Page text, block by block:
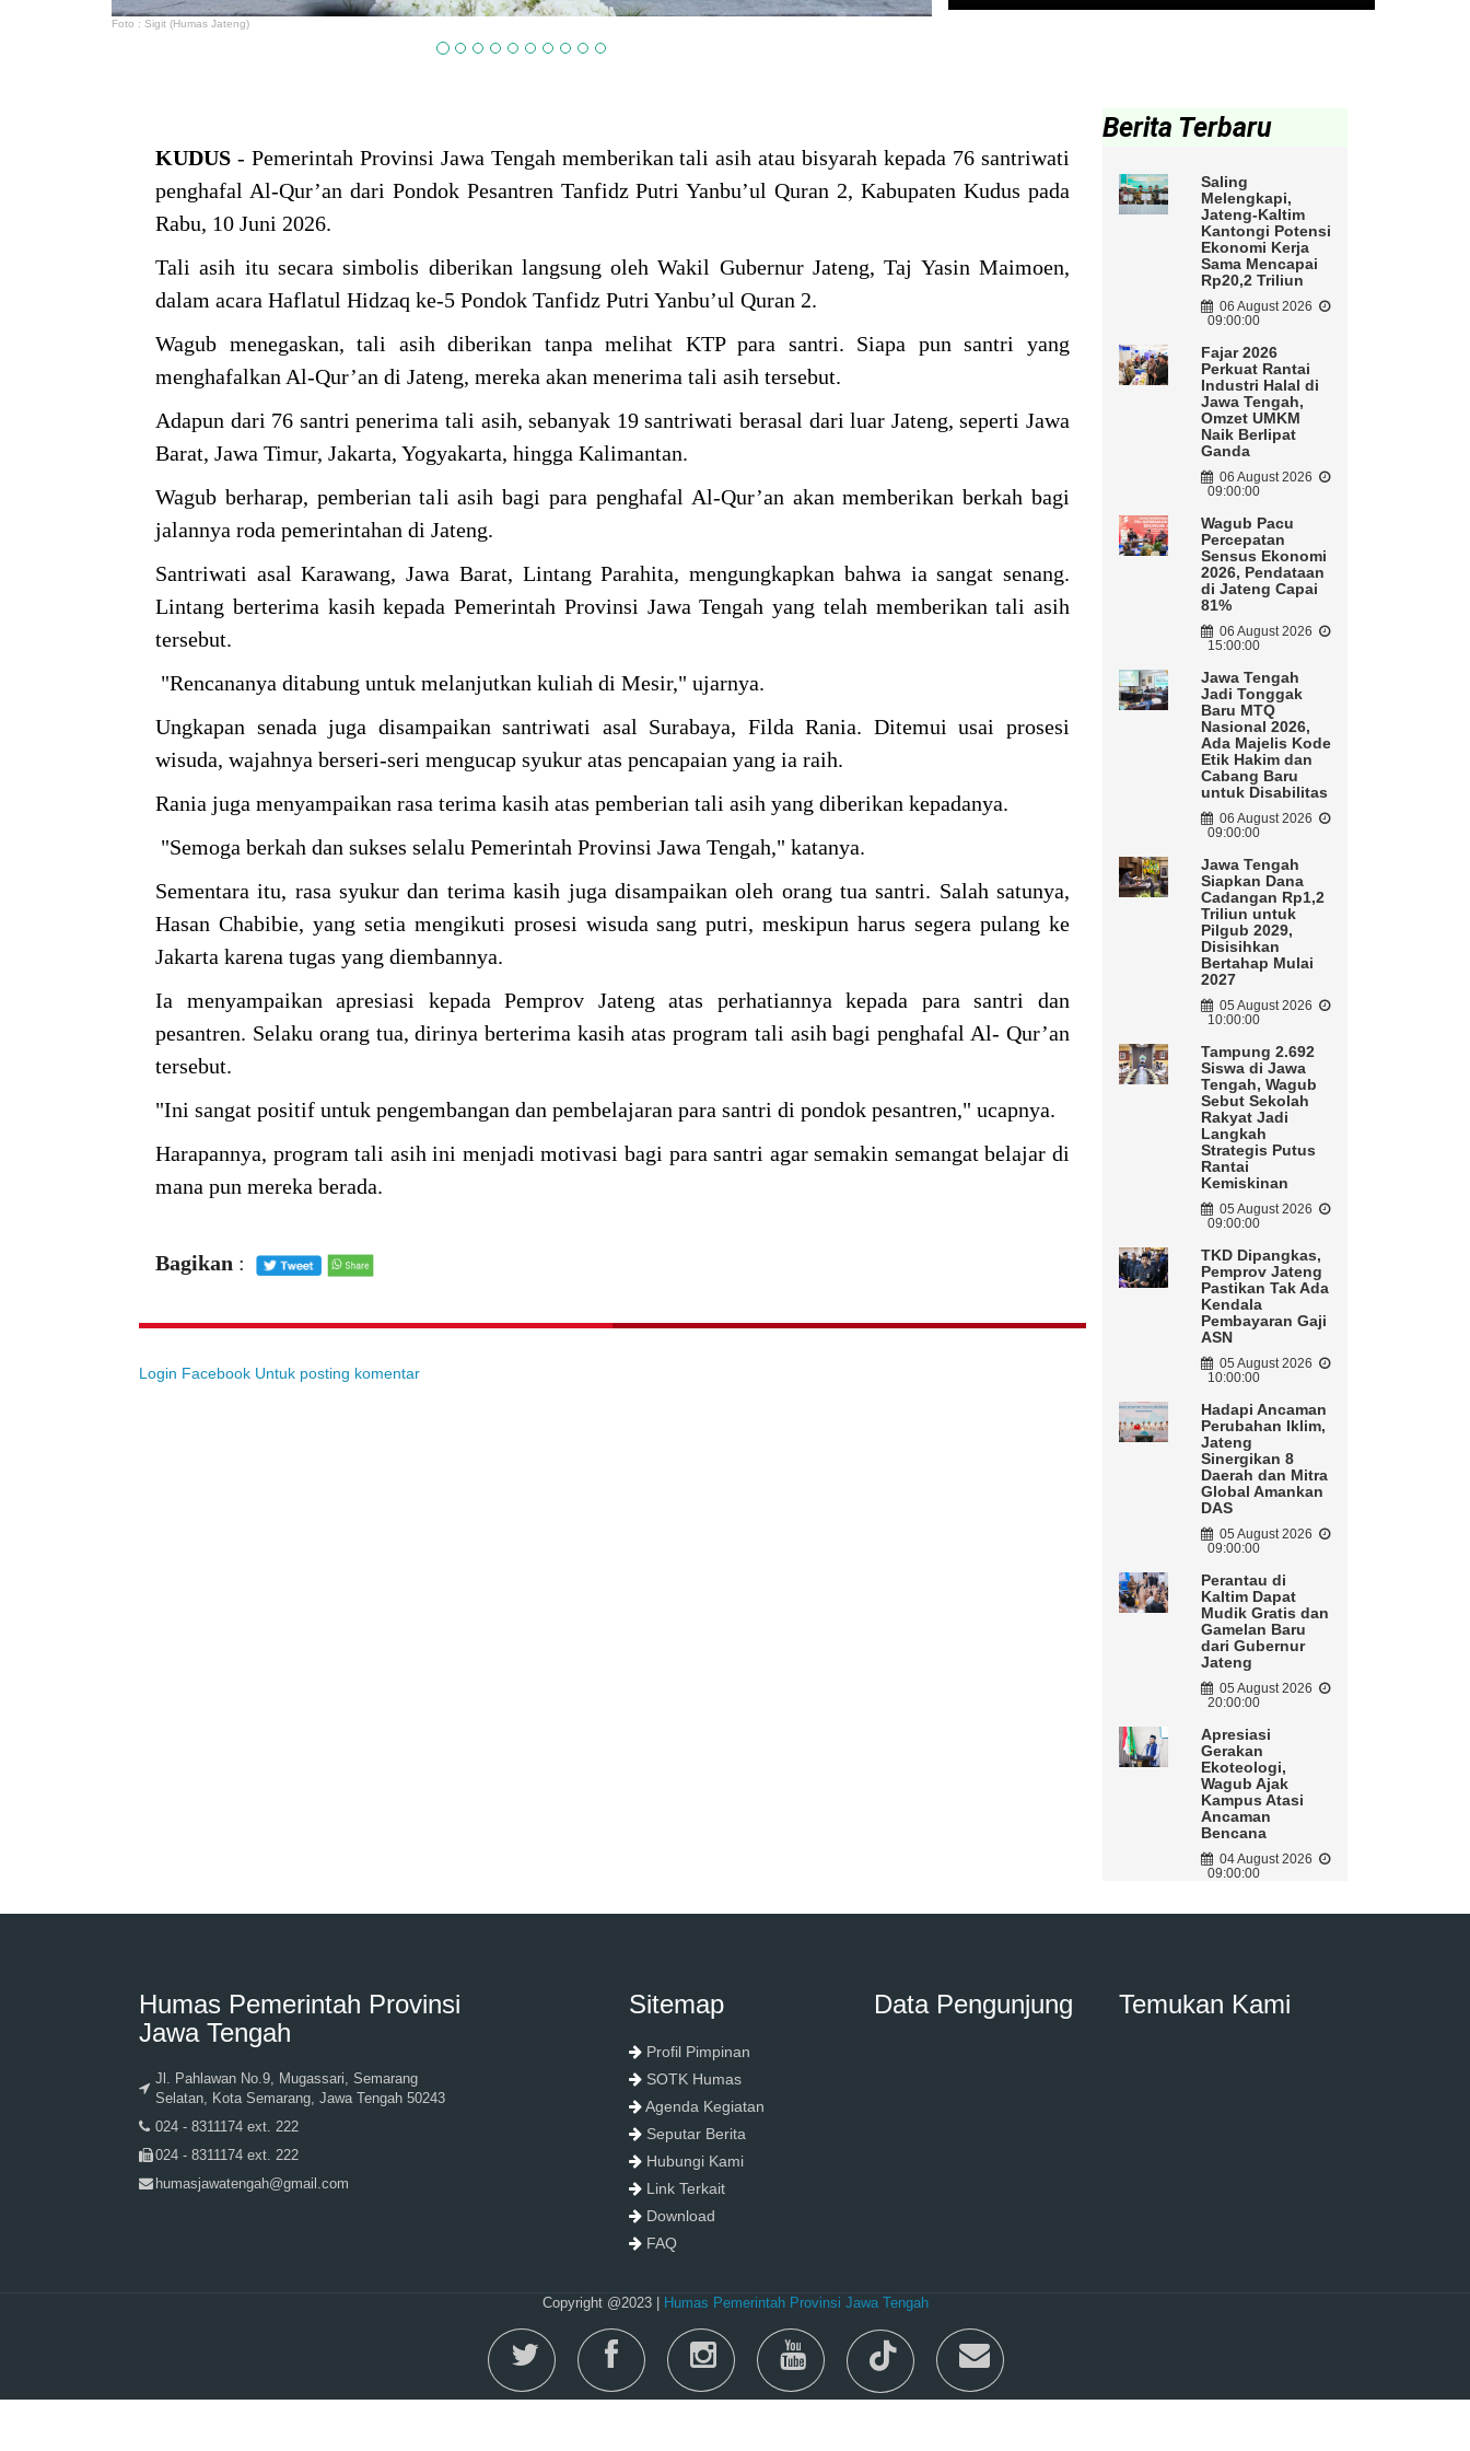
Foto : Sigit (Humas Jateng)
KUDUS - Pemerintah Provinsi Jawa Tengah memberikan tali asih atau bisyarah kepada 76 santriwati
penghafal Al-Qur’an dari Pondok Pesantren Tanfidz Putri Yanbu’ul Quran 2, Kabupaten Kudus pada
Rabu, 10 Juni 2026.
Tali asih itu secara simbolis diberikan langsung oleh Wakil Gubernur Jateng, Taj Yasin Maimoen,
dalam acara Haflatul Hidzaq ke-5 Pondok Tanfidz Putri Yanbu’ul Quran 2.
Wagub menegaskan, tali asih diberikan tanpa melihat KTP para santri. Siapa pun santri yang
menghafalkan Al-Qur’an di Jateng, mereka akan menerima tali asih tersebut.
Adapun dari 76 santri penerima tali asih, sebanyak 19 santriwati berasal dari luar Jateng, seperti Jawa
Barat, Jawa Timur, Jakarta, Yogyakarta, hingga Kalimantan.
Wagub berharap, pemberian tali asih bagi para penghafal Al-Qur’an akan memberikan berkah bagi
jalannya roda pemerintahan di Jateng.
Santriwati asal Karawang, Jawa Barat, Lintang Parahita, mengungkapkan bahwa ia sangat senang.
Lintang berterima kasih kepada Pemerintah Provinsi Jawa Tengah yang telah memberikan tali asih
tersebut.
"Rencananya ditabung untuk melanjutkan kuliah di Mesir," ujarnya.
Ungkapan senada juga disampaikan santriwati asal Surabaya, Filda Rania. Ditemui usai prosesi
wisuda, wajahnya berseri-seri mengucap syukur atas pencapaian yang ia raih.
Rania juga menyampaikan rasa terima kasih atas pemberian tali asih yang diberikan kepadanya.
"Semoga berkah dan sukses selalu Pemerintah Provinsi Jawa Tengah," katanya.
Sementara itu, rasa syukur dan terima kasih juga disampaikan oleh orang tua santri. Salah satunya,
Hasan Chabibie, yang setia mengikuti prosesi wisuda sang putri, meskipun harus segera pulang ke
Jakarta karena tugas yang diembannya.
Ia menyampaikan apresiasi kepada Pemprov Jateng atas perhatiannya kepada para santri dan
pesantren. Selaku orang tua, dirinya berterima kasih atas program tali asih bagi penghafal Al- Qur’an
tersebut.
"Ini sangat positif untuk pengembangan dan pembelajaran para santri di pondok pesantren," ucapnya.
Harapannya, program tali asih ini menjadi motivasi bagi para santri agar semakin semangat belajar di
mana pun mereka berada.
Bagikan :
Login Facebook Untuk posting komentar
Berita Terbaru
Saling
Melengkapi,
Jateng-Kaltim
Kantongi Potensi
Ekonomi Kerja
Sama Mencapai
Rp20,2 Triliun
06 August 2026
09:00:00
Fajar 2026
Perkuat Rantai
Industri Halal di
Jawa Tengah,
Omzet UMKM
Naik Berlipat
Ganda
06 August 2026
09:00:00
Wagub Pacu
Percepatan
Sensus Ekonomi
2026, Pendataan
di Jateng Capai
81%
06 August 2026
15:00:00
Jawa Tengah
Jadi Tonggak
Baru MTQ
Nasional 2026,
Ada Majelis Kode
Etik Hakim dan
Cabang Baru
untuk Disabilitas
06 August 2026
09:00:00
Jawa Tengah
Siapkan Dana
Cadangan Rp1,2
Triliun untuk
Pilgub 2029,
Disisihkan
Bertahap Mulai
2027
05 August 2026
10:00:00
Tampung 2.692
Siswa di Jawa
Tengah, Wagub
Sebut Sekolah
Rakyat Jadi
Langkah
Strategis Putus
Rantai
Kemiskinan
05 August 2026
09:00:00
TKD Dipangkas,
Pemprov Jateng
Pastikan Tak Ada
Kendala
Pembayaran Gaji
ASN
05 August 2026
10:00:00
Hadapi Ancaman
Perubahan Iklim,
Jateng
Sinergikan 8
Daerah dan Mitra
Global Amankan
DAS
05 August 2026
09:00:00
Perantau di
Kaltim Dapat
Mudik Gratis dan
Gamelan Baru
dari Gubernur
Jateng
05 August 2026
20:00:00
Apresiasi
Gerakan
Ekoteologi,
Wagub Ajak
Kampus Atasi
Ancaman
Bencana
04 August 2026
09:00:00
Humas Pemerintah Provinsi
Jawa Tengah
Jl. Pahlawan No.9, Mugassari, Semarang
Selatan, Kota Semarang, Jawa Tengah 50243
024 - 8311174 ext. 222
024 - 8311174 ext. 222
humasjawatengah@gmail.com
Sitemap
Profil Pimpinan
SOTK Humas
Agenda Kegiatan
Seputar Berita
Hubungi Kami
Link Terkait
Download
FAQ
Data Pengunjung Temukan Kami
Copyright @2023 | Humas Pemerintah Provinsi Jawa Tengah